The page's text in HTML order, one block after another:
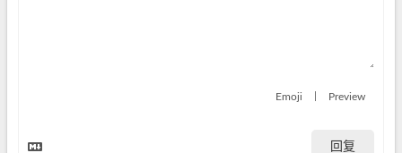
Emoji Preview
回复